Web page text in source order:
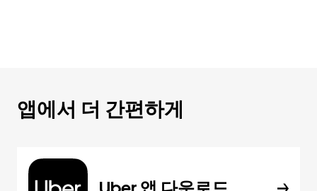
앱에서 더 간편하게